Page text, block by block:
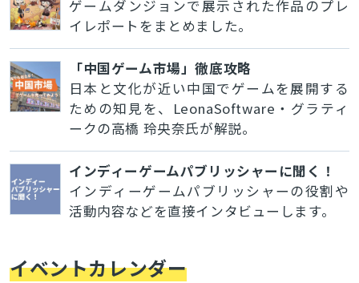
ゲームダンジョンで展示された作品のプレ
イレポートをまとめました。
「中国ゲーム市場」徹底攻略
日本と文化が近い中国でゲームを展開する
ための知見を、LeonaSoftware・グラティ
ークの高橋 玲央奈氏が解説。
インディーゲームパブリッシャーに聞く！
インディーゲームパブリッシャーの役割や
活動内容などを直接インタビューします。
イベントカレンダー